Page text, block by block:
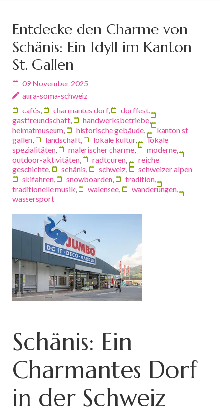
Entdecke den Charme von
Schänis: Ein Idyll im Kanton
St. Gallen
09 November 2025
aura-soma-schweiz
cafés
charmantes dorf, dorffest
gastfreundschaft
handwerksbetriebe
heimatmuseum
historische gebäude
kanton st
gallen
landschaft lokale kultur,
lokale
spezialitäten
malerischer charme moderne
outdoor-aktivitäten
radtouren
reiche
geschichte
schänis schweiz schweizer alpen
skifahren
snowboarden tradition
traditionelle musik
walensee wanderungen
wassersport
Schänis: Ein
Charmantes Dorf
in der Schweiz